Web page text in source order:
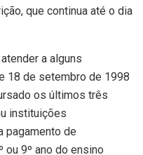
que continua até o dia
a alguns
18 de setembro de 1998
os últimos três
instituições
pagamento de
ou 9º ano do ensino